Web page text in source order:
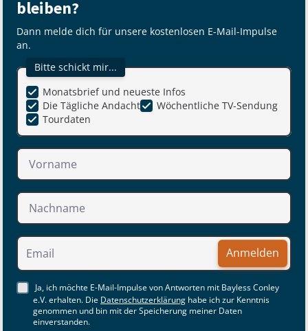
bleiben?
Dann melde dich für unsere kostenlosen E-Mail-Impulse
an.
Bitte schickt mir...
Monatsbrief und neueste Infos
Die Tägliche Andacht
Wöchentliche TV-Sendung
Tourdaten
Anmelden
Ja, ich möchte E-Mail-Impulse von Antworten mit Bayless Conley
e.V. erhalten. Die Datenschutzerklärung habe ich zur Kenntnis
genommen und bin mit der Speicherung meiner Daten
einverstanden.